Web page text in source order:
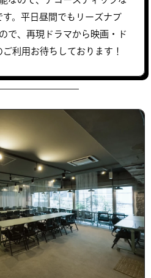
。平日昼間でもリーズナブ
で、再現ドラマから映画・ド
利用お待ちしております！